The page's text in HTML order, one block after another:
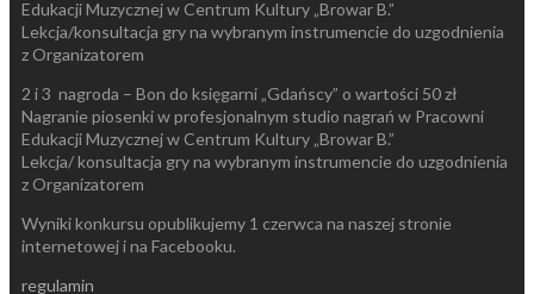
Edukacji Muzycznej w Centrum Kultury „Browar B.”
Lekcja/konsultacja gry na wybranym instrumencie do uzgodnienia
z Organizatorem
2 i 3 nagroda – Bon do księgarni „Gdańscy” o wartości 50 zł
Nagranie piosenki w profesjonalnym studio nagrań w Pracowni
Edukacji Muzycznej w Centrum Kultury „Browar B.”
Lekcja/ konsultacja gry na wybranym instrumencie do uzgodnienia
z Organizatorem
Wyniki konkursu opublikujemy 1 czerwca na naszej stronie
internetowej i na Facebooku.
regulamin